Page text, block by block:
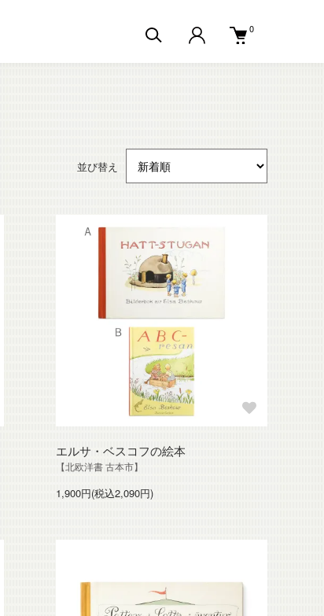
0
並び替え
エルサ・ベスコフの絵本
【北欧洋書 古本市】
1,900円(税込2,090円)